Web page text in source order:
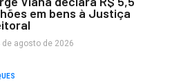
em bens à Justiça
de agosto de 2026